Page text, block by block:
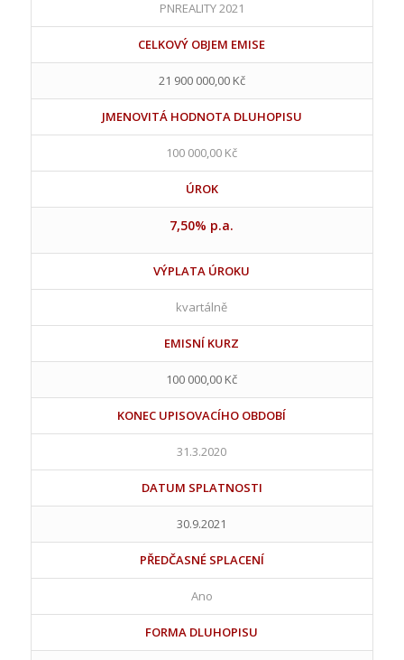
PNREALITY 2021
CELKOVÝ OBJEM EMISE
21 900 000,00 Kč
JMENOVITÁ HODNOTA DLUHOPISU
100 000,00 Kč
ÚROK
7,50% p.a.
VÝPLATA ÚROKU
kvartálně
EMISNÍ KURZ
100 000,00 Kč
KONEC UPISOVACÍHO OBDOBÍ
31.3.2020
DATUM SPLATNOSTI
30.9.2021
PŘEDČASNÉ SPLACENÍ
Ano
FORMA DLUHOPISU